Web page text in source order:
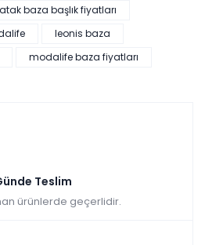
baza başlık fiyatları
leonis baza
modalife baza fiyatları
Teslim
ürünlerde geçerlidir.